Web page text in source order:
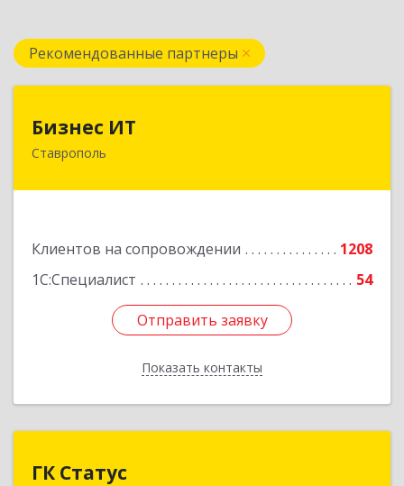
Рекомендованные партнеры
Бизнес ИТ
Ставрополь
Клиентов на сопровождении
1208
1С:Специалист
54
Отправить заявку
Показать контакты
355035, Ставропольский край, Ставрополь г, 1
Отправить заявку
Назад
ГК Статус